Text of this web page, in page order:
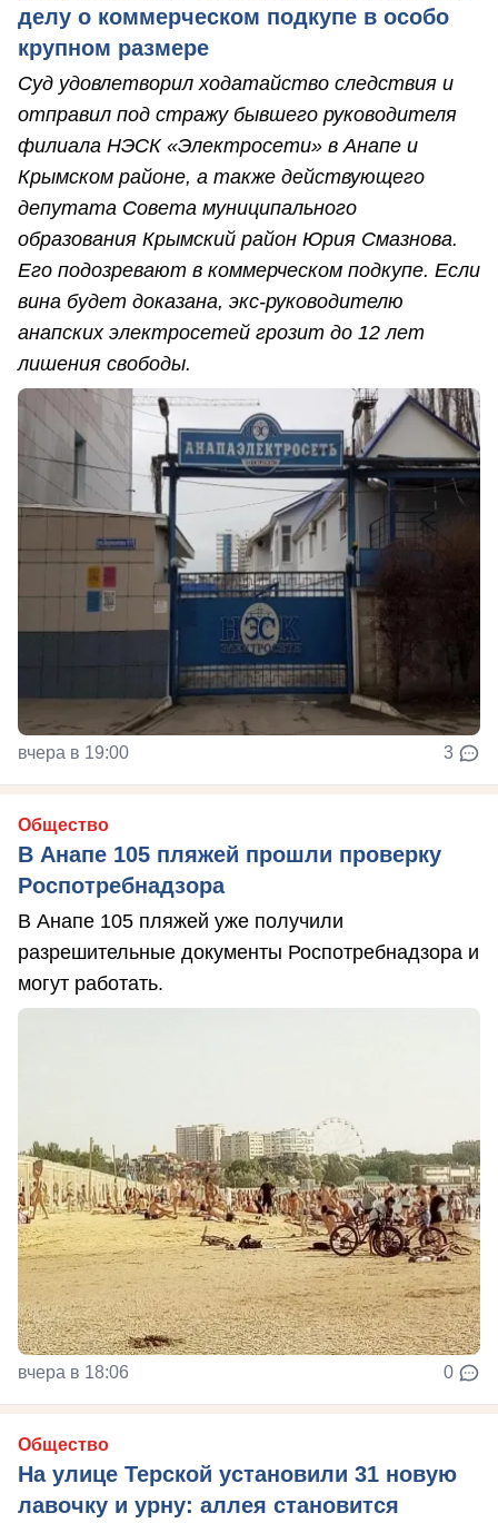
делу о коммерческом подкупе в особо
крупном размере
Суд удовлетворил ходатайство следствия и
отправил под стражу бывшего руководителя
филиала НЭСК «Электросети» в Анапе и
Крымском районе, а также действующего
депутата Совета муниципального
образования Крымский район Юрия Смазнова.
Его подозревают в коммерческом подкупе. Если
вина будет доказана, экс-руководителю
анапских электросетей грозит до 12 лет
лишения свободы.
вчера в 19:00 3
Общество
В Анапе 105 пляжей прошли проверку
Роспотребнадзора
В Анапе 105 пляжей уже получили
разрешительные документы Роспотребнадзора и
могут работать.
вчера в 18:06 0
Общество
На улице Терской установили 31 новую
лавочку и урну: аллея становится